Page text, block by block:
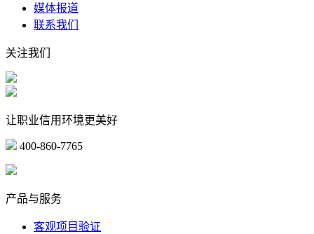
媒体报道
联系我们
关注我们
让职业信用环境更美好
400-860-7765
产品与服务
客观项目验证